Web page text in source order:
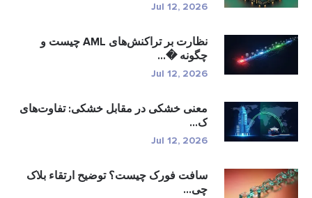
Jul 12, 2026
نظارت بر تراکنش‌های AML چیست و
چگونه �...
Jul 12, 2026
معنی خشکی در مقابل خشکی: تفاوت‌های
ک...
Jul 12, 2026
سافت فورک چیست؟ توضیح ارتقاء بلاک
چی...